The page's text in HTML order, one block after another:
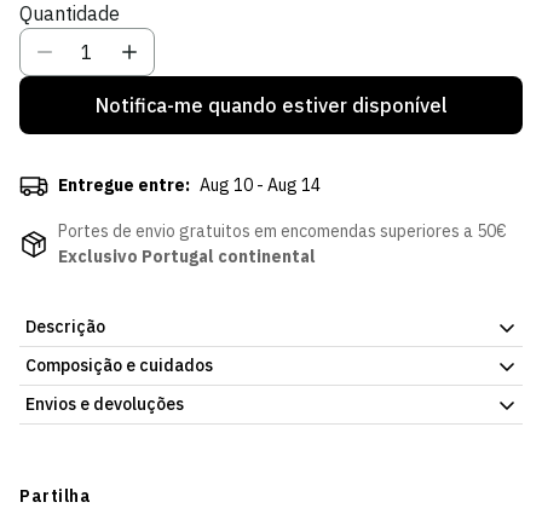
venda
Quantidade
Notifica-me quando estiver disponível
Entregue entre: Aug 10 - Aug 14
Portes de envio gratuitos em encomendas superiores a 50€
Exclusivo Portugal continental
Descrição
Saco Ginásio Sporting, para o dia a dia, com o emblema do clube.
Compartimentos pensados para organizar o essencial. Já
disponível na Loja Verde Online.
Composição e cuidados
Dimensões:
60L
Envios e devoluções
Prazo estimado de entrega varia consoante o destino e método
Partilha